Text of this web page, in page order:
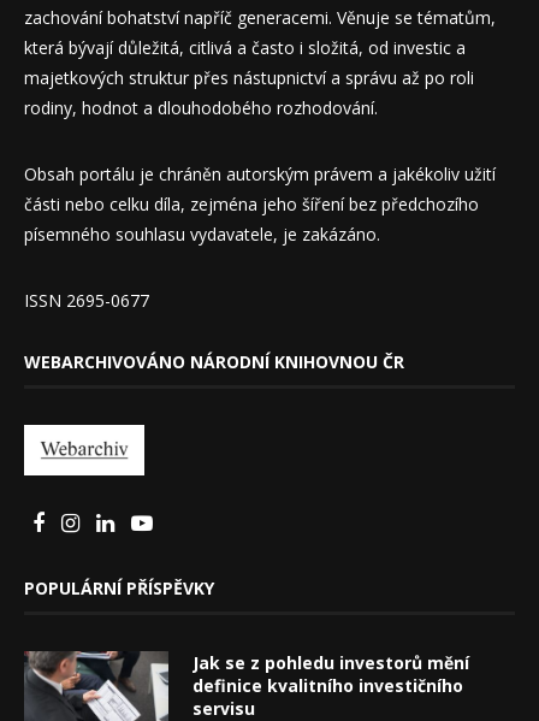
zachování bohatství napříč generacemi. Věnuje se tématům,
která bývají důležitá, citlivá a často i složitá, od investic a
majetkových struktur přes nástupnictví a správu až po roli
rodiny, hodnot a dlouhodobého rozhodování.
Obsah portálu je chráněn autorským právem a jakékoliv užití
části nebo celku díla, zejména jeho šíření bez předchozího
písemného souhlasu vydavatele, je zakázáno.
ISSN 2695-0677
WEBARCHIVOVÁNO NÁRODNÍ KNIHOVNOU ČR
POPULÁRNÍ PŘÍSPĚVKY
Jak se z pohledu investorů mění
definice kvalitního investičního
servisu